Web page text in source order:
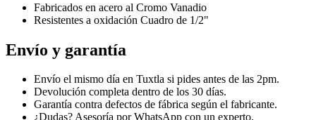
Fabricados en acero al Cromo Vanadio
Resistentes a oxidación Cuadro de 1/2"
Envío y garantía
Envío el mismo día en Tuxtla si pides antes de las 2pm.
Devolución completa dentro de los 30 días.
Garantía contra defectos de fábrica según el fabricante.
¿Dudas? Asesoría por WhatsApp con un experto.